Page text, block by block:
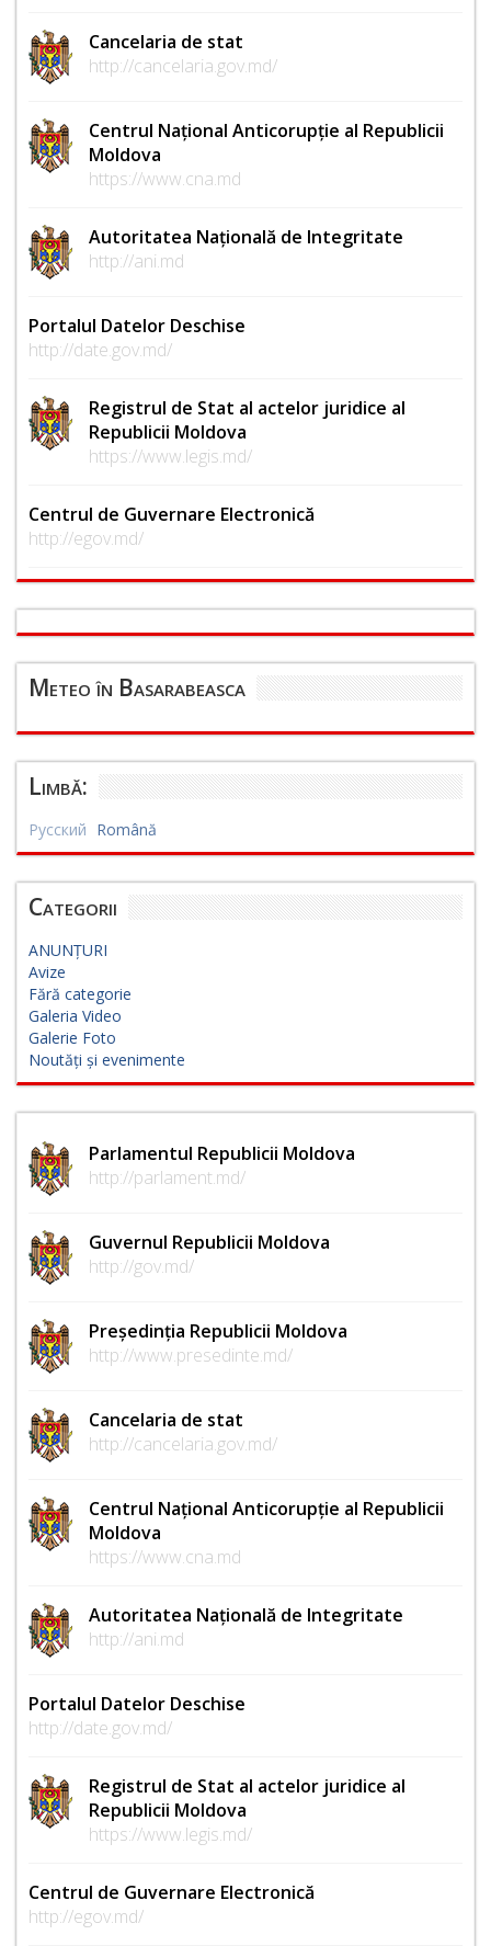
Cancelaria de stat
http://cancelaria.gov.md/
Centrul Național Anticorupție al Republicii
Moldova
https://www.cna.md
Autoritatea Națională de Integritate
http://ani.md
Portalul Datelor Deschise
http://date.gov.md/
Registrul de Stat al actelor juridice al
Republicii Moldova
https://www.legis.md/
Centrul de Guvernare Electronică
http://egov.md/
Meteo în Basarabeasca
Limbă:
Русский Română
Categorii
ANUNȚURI
Avize
Fără categorie
Galeria Video
Galerie Foto
Noutăți și evenimente
Parlamentul Republicii Moldova
http://parlament.md/
Guvernul Republicii Moldova
http://gov.md/
Președinția Republicii Moldova
http://www.presedinte.md/
Cancelaria de stat
http://cancelaria.gov.md/
Centrul Național Anticorupție al Republicii
Moldova
https://www.cna.md
Autoritatea Națională de Integritate
http://ani.md
Portalul Datelor Deschise
http://date.gov.md/
Registrul de Stat al actelor juridice al
Republicii Moldova
https://www.legis.md/
Centrul de Guvernare Electronică
http://egov.md/